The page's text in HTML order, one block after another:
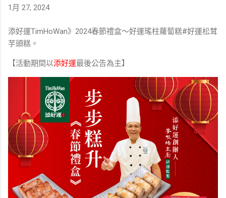
1月 27, 2024
添好運TimHoWan》2024春節禮盒～好運瑤柱蘿蔔糕#好運松茸
芋頭糕。
⁣⁣⁣⁣⁣⁣⁣⁣⁣⁣⁣⁣⁣【活動期間以添好運最後公告為主】⁣